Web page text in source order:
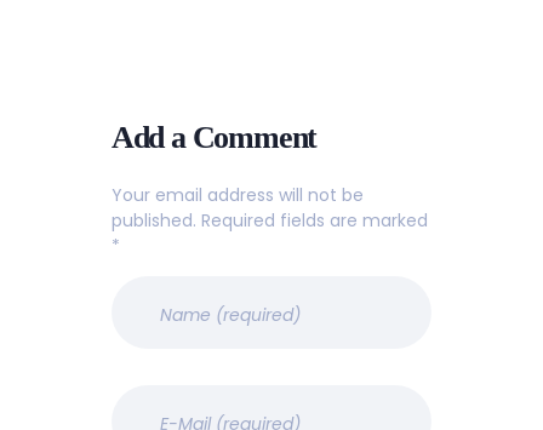
Add a Comment
Your email address will not be
published. Required fields are marked
*